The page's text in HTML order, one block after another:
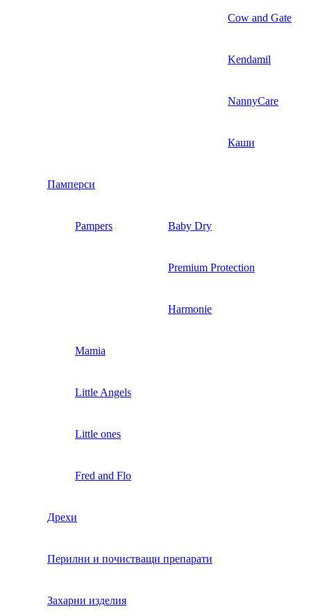
Cow and Gate
Kendamil
NannyCare
Каши
Памперси
Pampers Baby Dry
Premium Protection
Harmonie
Mamia
Little Angels
Little ones
Fred and Flo
Дрехи
Перилни и почистващи препарати
Захарни изделия